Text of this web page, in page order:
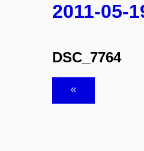
2011-05-
DSC_7764